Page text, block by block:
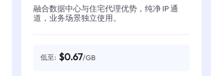
融合数据中心与住宅代理优势，纯净 IP 通
道，业务场景独立使用。
低至: $0.67/GB